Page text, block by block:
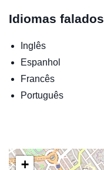
Idiomas falados
Inglês
Espanhol
Francês
Português
+